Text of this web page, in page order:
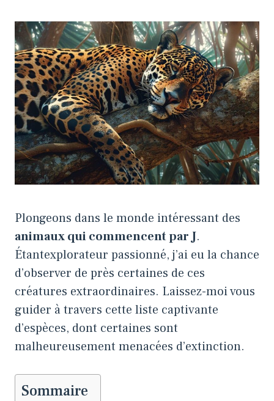
Plongeons dans le monde intéressant des
animaux qui commencent par J.
Étantexplorateur passionné, j’ai eu la chance
d’observer de près certaines de ces
créatures extraordinaires. Laissez-moi vous
guider à travers cette liste captivante
d’espèces, dont certaines sont
malheureusement menacées d’extinction.
Sommaire